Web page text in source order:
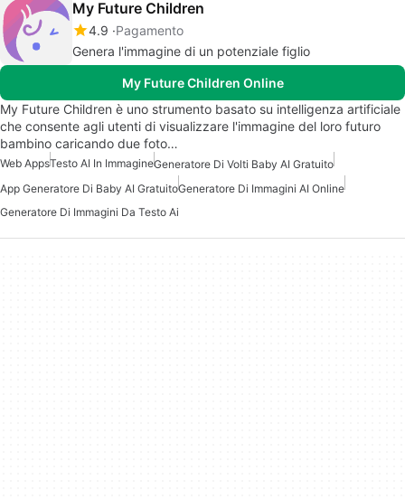
My Future Children
4.9 Pagamento
Genera l'immagine di un potenziale figlio
My Future Children Online
My Future Children è uno strumento basato su intelligenza artificiale
che consente agli utenti di visualizzare l'immagine del loro futuro
bambino caricando due foto…
Web AppsTesto AI In ImmagineGeneratore Di Volti Baby AI Gratuito
App Generatore Di Baby AI GratuitoGeneratore Di Immagini AI Online
Generatore Di Immagini Da Testo Ai